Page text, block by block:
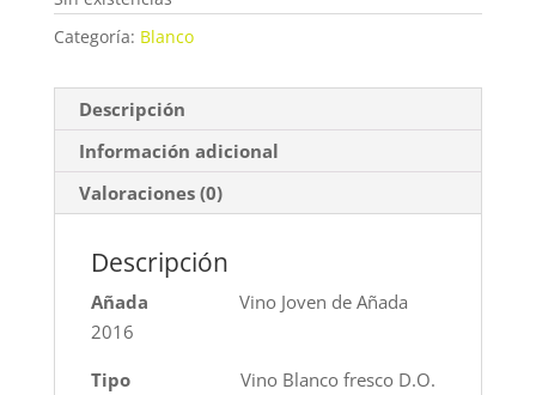
Categoría: Blanco
Descripción
Información adicional
Valoraciones (0)
Descripción
Añada Vino Joven de Añada
2016
TipoVino Blanco fresco D.O.